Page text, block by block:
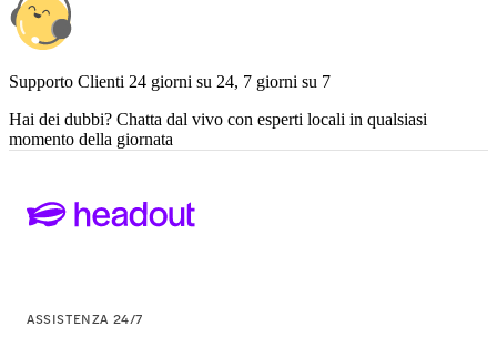
Supporto Clienti 24 giorni su 24, 7 giorni su 7
Hai dei dubbi? Chatta dal vivo con esperti locali in qualsiasi
momento della giornata
ASSISTENZA 24/7